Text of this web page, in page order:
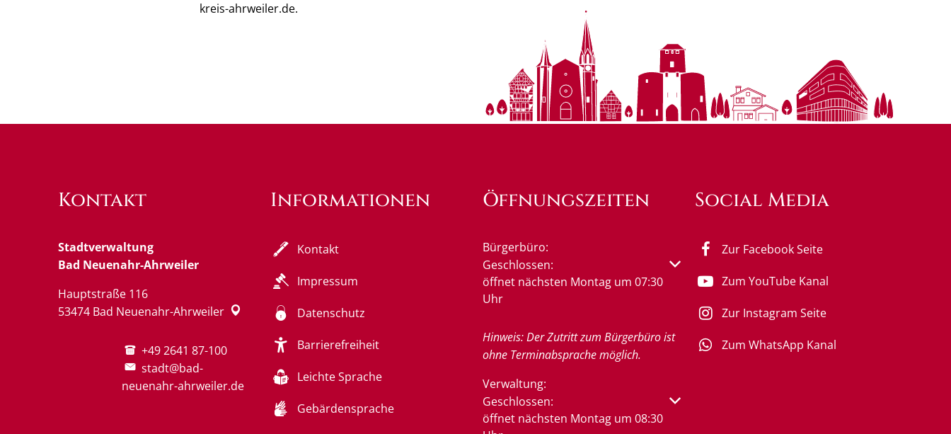
kreis-ahrweiler.de.
Kontakt
Stadtverwaltung
Bad Neuenahr-Ahrweiler
Hauptstraße 116
53474 Bad Neuenahr-Ahrweiler
+49 2641 87-100
stadt@bad-
neuenahr-ahrweiler.de
Informationen
Kontakt
Impressum
Datenschutz
Barrierefreiheit
Leichte Sprache
Gebärdensprache
Öffnungszeiten
Bürgerbüro:
Klicken, um weitere Öffnungs- oder Schließzeiten auszublenden
Geschlossen:
öffnet nächsten Montag um 07:30
Uhr
Hinweis: Der Zutritt zum Bürgerbüro ist
ohne Terminabsprache möglich.
Verwaltung:
Klicken, um weitere Öffnungs- oder Schließzeiten auszublenden
Geschlossen:
öffnet nächsten Montag um 08:30
Social Media
Zur Facebook Seite
Zum YouTube Kanal
Zur Instagram Seite
Zum WhatsApp Kanal